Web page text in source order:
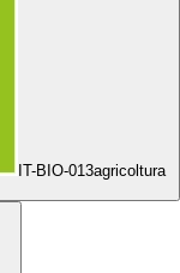
IT-BIO-013agricoltura